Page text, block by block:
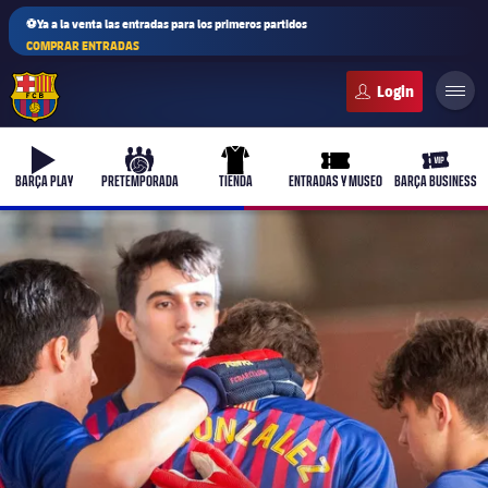
⚽Ya a la venta las entradas para los primeros partidos
COMPRAR ENTRADAS
b-play
BARÇA PLAY
culers-ball
PRETEMPORADA
uniform
TIENDA
ticket-full
ENTRADAS Y MUSEO
ticket-
BARÇA BUSINESS